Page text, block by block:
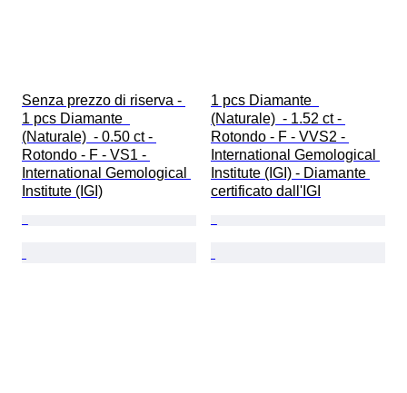
Senza prezzo di riserva -
1 pcs Diamante
(Naturale)  - 0.50 ct -
Rotondo - F - VS1 -
International Gemological
Institute (IGI)
1 pcs Diamante
(Naturale)  - 1.52 ct -
Rotondo - F - VVS2 -
International Gemological
Institute (IGI) - Diamante
certificato dall'IGI